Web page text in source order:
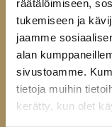
räätälöimiseen,
tukemiseen ja
jaamme
alan
sivustoamme.
tietoja muihin
kerätty, kun olet
fax 06-4144165
Tarkista ehdot
Toimitusehdot
Palautukset ja
Tietosuojaseloste